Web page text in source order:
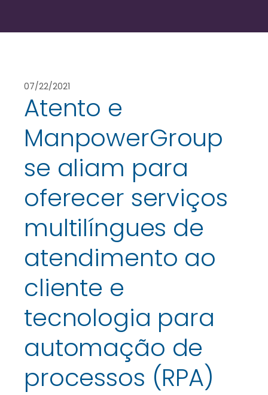
07/22/2021
Atento e
ManpowerGroup
se aliam para
oferecer serviços
multilíngues de
atendimento ao
cliente e
tecnologia para
automação de
processos (RPA)